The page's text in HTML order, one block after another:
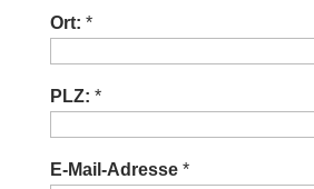
Ort: *
PLZ: *
E-Mail-Adresse*